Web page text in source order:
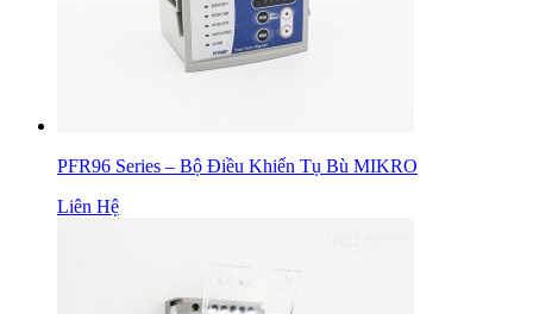
PFR96 Series – Bộ Điều Khiển Tụ Bù MIKRO
Liên Hệ